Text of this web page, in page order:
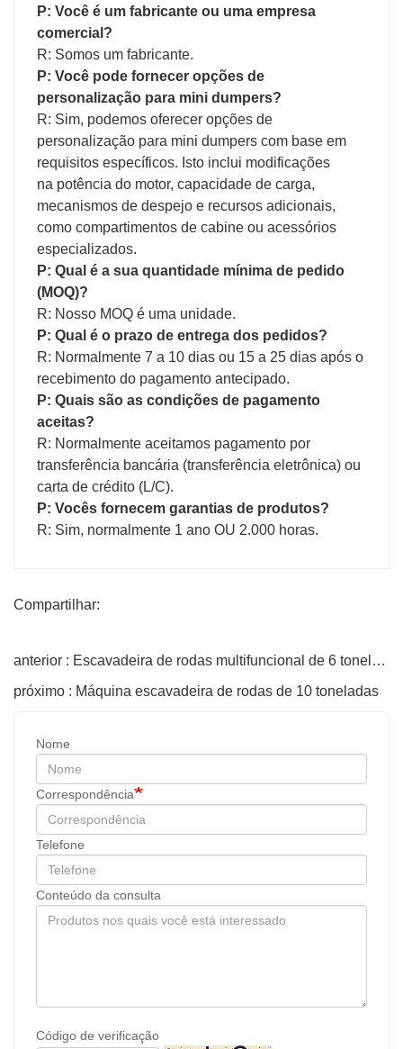
P: Você é um fabricante ou uma empresa
comercial?
R: Somos um fabricante.
P: Você pode fornecer opções de
personalização para mini dumpers?
R: Sim, podemos oferecer opções de
personalização para mini dumpers com base em
requisitos específicos. Isto inclui modificações
na potência do motor, capacidade de carga,
mecanismos de despejo e recursos adicionais,
como compartimentos de cabine ou acessórios
especializados.
P: Qual é a sua quantidade mínima de pedido
(MOQ)?
R: Nosso MOQ é uma unidade.
P: Qual é o prazo de entrega dos pedidos?
R: Normalmente 7 a 10 dias ou 15 a 25 dias após o
recebimento do pagamento antecipado.
P: Quais são as condições de pagamento
aceitas?
R: Normalmente aceitamos pagamento por
transferência bancária (transferência eletrônica) ou
carta de crédito (L/C).
P: Vocês fornecem garantias de produtos?
R: Sim, normalmente 1 ano OU 2.000 horas.
Compartilhar:
anterior : Escavadeira de rodas multifuncional de 6 toneladas
próximo : Máquina escavadeira de rodas de 10 toneladas
Nome
Correspondência
Telefone
Conteúdo da consulta
Código de verificação